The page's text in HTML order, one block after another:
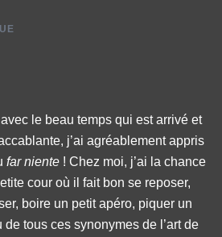
le beau temps qui est arrivé et
j’ai agréablement appris
far niente ! Chez moi, j’ai la chance
cour où il fait bon se reposer,
boire un petit apéro, piquer un
tous ces synonymes de l’art de